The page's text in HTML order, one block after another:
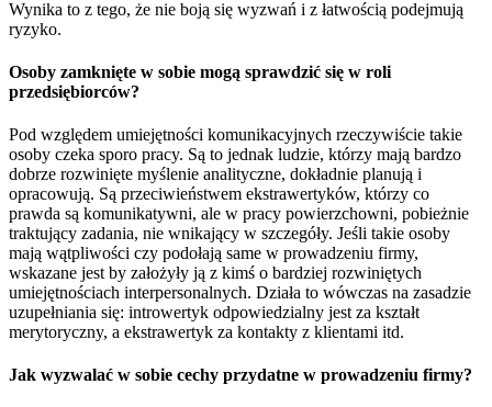
Wynika to z tego, że nie boją się wyzwań i z łatwością podejmują
ryzyko.
Osoby zamknięte w sobie mogą sprawdzić się w roli
przedsiębiorców?
Pod względem umiejętności komunikacyjnych rzeczywiście takie
osoby czeka sporo pracy. Są to jednak ludzie, którzy mają bardzo
dobrze rozwinięte myślenie analityczne, dokładnie planują i
opracowują. Są przeciwieństwem ekstrawertyków, którzy co
prawda są komunikatywni, ale w pracy powierzchowni, pobieżnie
traktujący zadania, nie wnikający w szczegóły. Jeśli takie osoby
mają wątpliwości czy podołają same w prowadzeniu firmy,
wskazane jest by założyły ją z kimś o bardziej rozwiniętych
umiejętnościach interpersonalnych. Działa to wówczas na zasadzie
uzupełniania się: introwertyk odpowiedzialny jest za kształt
merytoryczny, a ekstrawertyk za kontakty z klientami itd.
Jak wyzwalać w sobie cechy przydatne w prowadzeniu firmy?